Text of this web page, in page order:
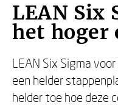
LEAN Six
het hoger
LEAN Six Sigma
een helder
helder toe hoe deze